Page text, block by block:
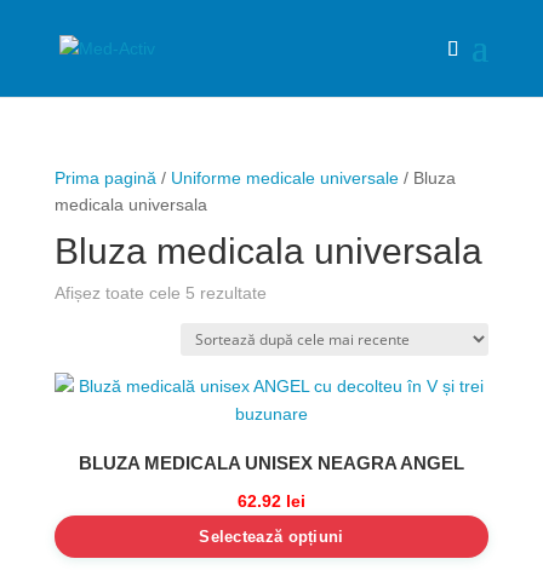
Prima pagină / Uniforme medicale universale/ Bluza
medicala universala
Bluza medicala universala
Afișez toate cele 5 rezultateSortat
cele
recente
BLUZA MEDICALA UNISEX NEAGRA ANGEL
62.92 lei
Selectează opțiuni